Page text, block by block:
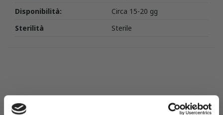
Disponibilità:
Circa 15-20 gg
Sterilità
Sterile